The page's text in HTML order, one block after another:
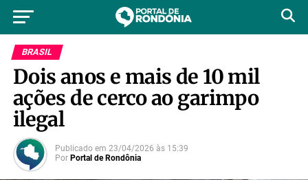
BRASIL
Dois anos e mais de 10 mil
ações de cerco ao garimpo
ilegal
Publicado em 23/04/2026 às 15:39
Por Portal de Rondônia